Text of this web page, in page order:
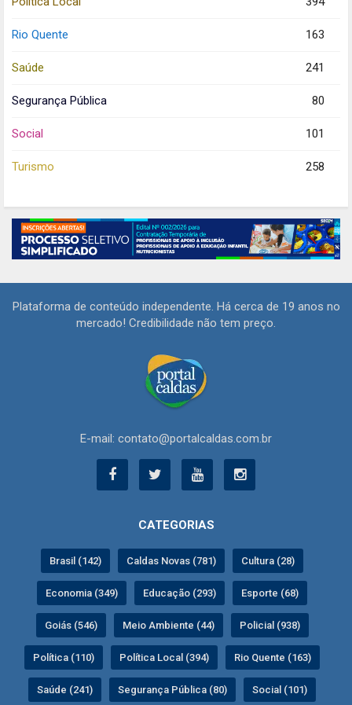
Rio Quente 163
Saúde 241
Segurança Pública 80
Social 101
Turismo 258
Plataforma de conteúdo independente. Há cerca de 19 anos no
mercado! Credibilidade não tem preço.
E-mail: contato@portalcaldas.com.br
CATEGORIAS
Brasil (142) Caldas Novas (781) Cultura (28)
Economia (349) Educação (293) Esporte (68)
Goiás (546) Meio Ambiente (44) Policial (938)
Política (110) Política Local (394) Rio Quente (163)
Saúde (241) Segurança Pública (80) Social (101)